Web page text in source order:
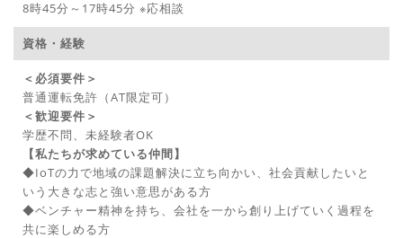
8時45分～17時45分 ※応相談
資格・経験
＜必須要件＞
普通運転免許（AT限定可）
＜歓迎要件＞
学歴不問、未経験者OK
【私たちが求めている仲間】
◆IoTの力で地域の課題解決に立ち向かい、社会貢献したいと
いう大きな志と強い意思がある方
◆ベンチャー精神を持ち、会社を一から創り上げていく過程を
共に楽しめる方